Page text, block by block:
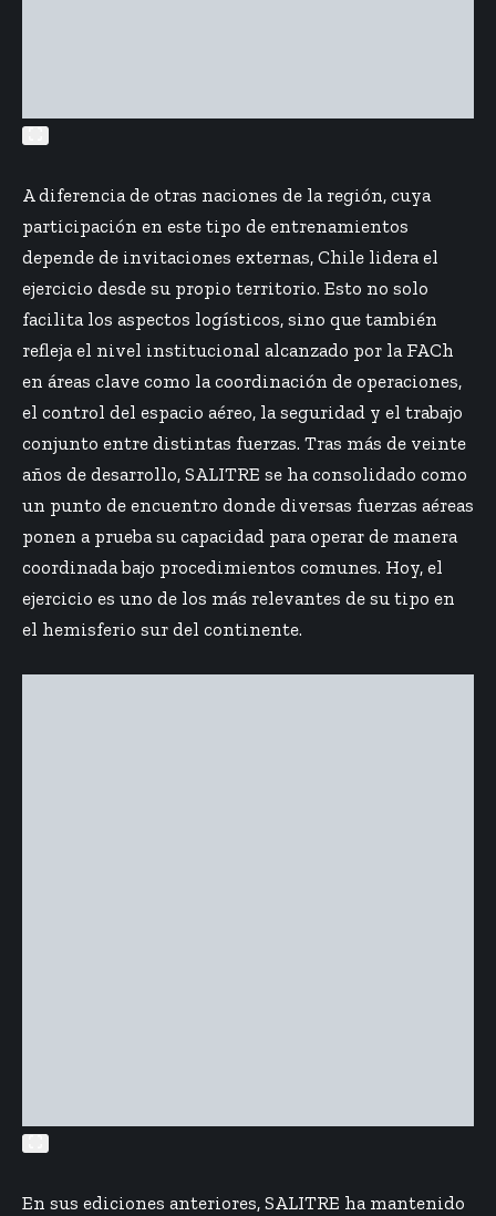
A diferencia de otras naciones de la región, cuya
participación en este tipo de entrenamientos
depende de invitaciones externas, Chile lidera el
ejercicio desde su propio territorio. Esto no solo
facilita los aspectos logísticos, sino que también
refleja el nivel institucional alcanzado por la FACh
en áreas clave como la coordinación de operaciones,
el control del espacio aéreo, la seguridad y el trabajo
conjunto entre distintas fuerzas. Tras más de veinte
años de desarrollo, SALITRE se ha consolidado como
un punto de encuentro donde diversas fuerzas aéreas
ponen a prueba su capacidad para operar de manera
coordinada bajo procedimientos comunes. Hoy, el
ejercicio es uno de los más relevantes de su tipo en
el hemisferio sur del continente.
En sus ediciones anteriores, SALITRE ha mantenido